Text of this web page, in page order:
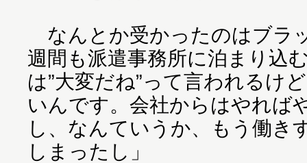
なんとか受かったのはブラ
週間も派遣事務所に泊まり込
は”大変だね”って言われるけ
いんです。会社からはやれば
し、なんていうか、もう働き
しまったし」